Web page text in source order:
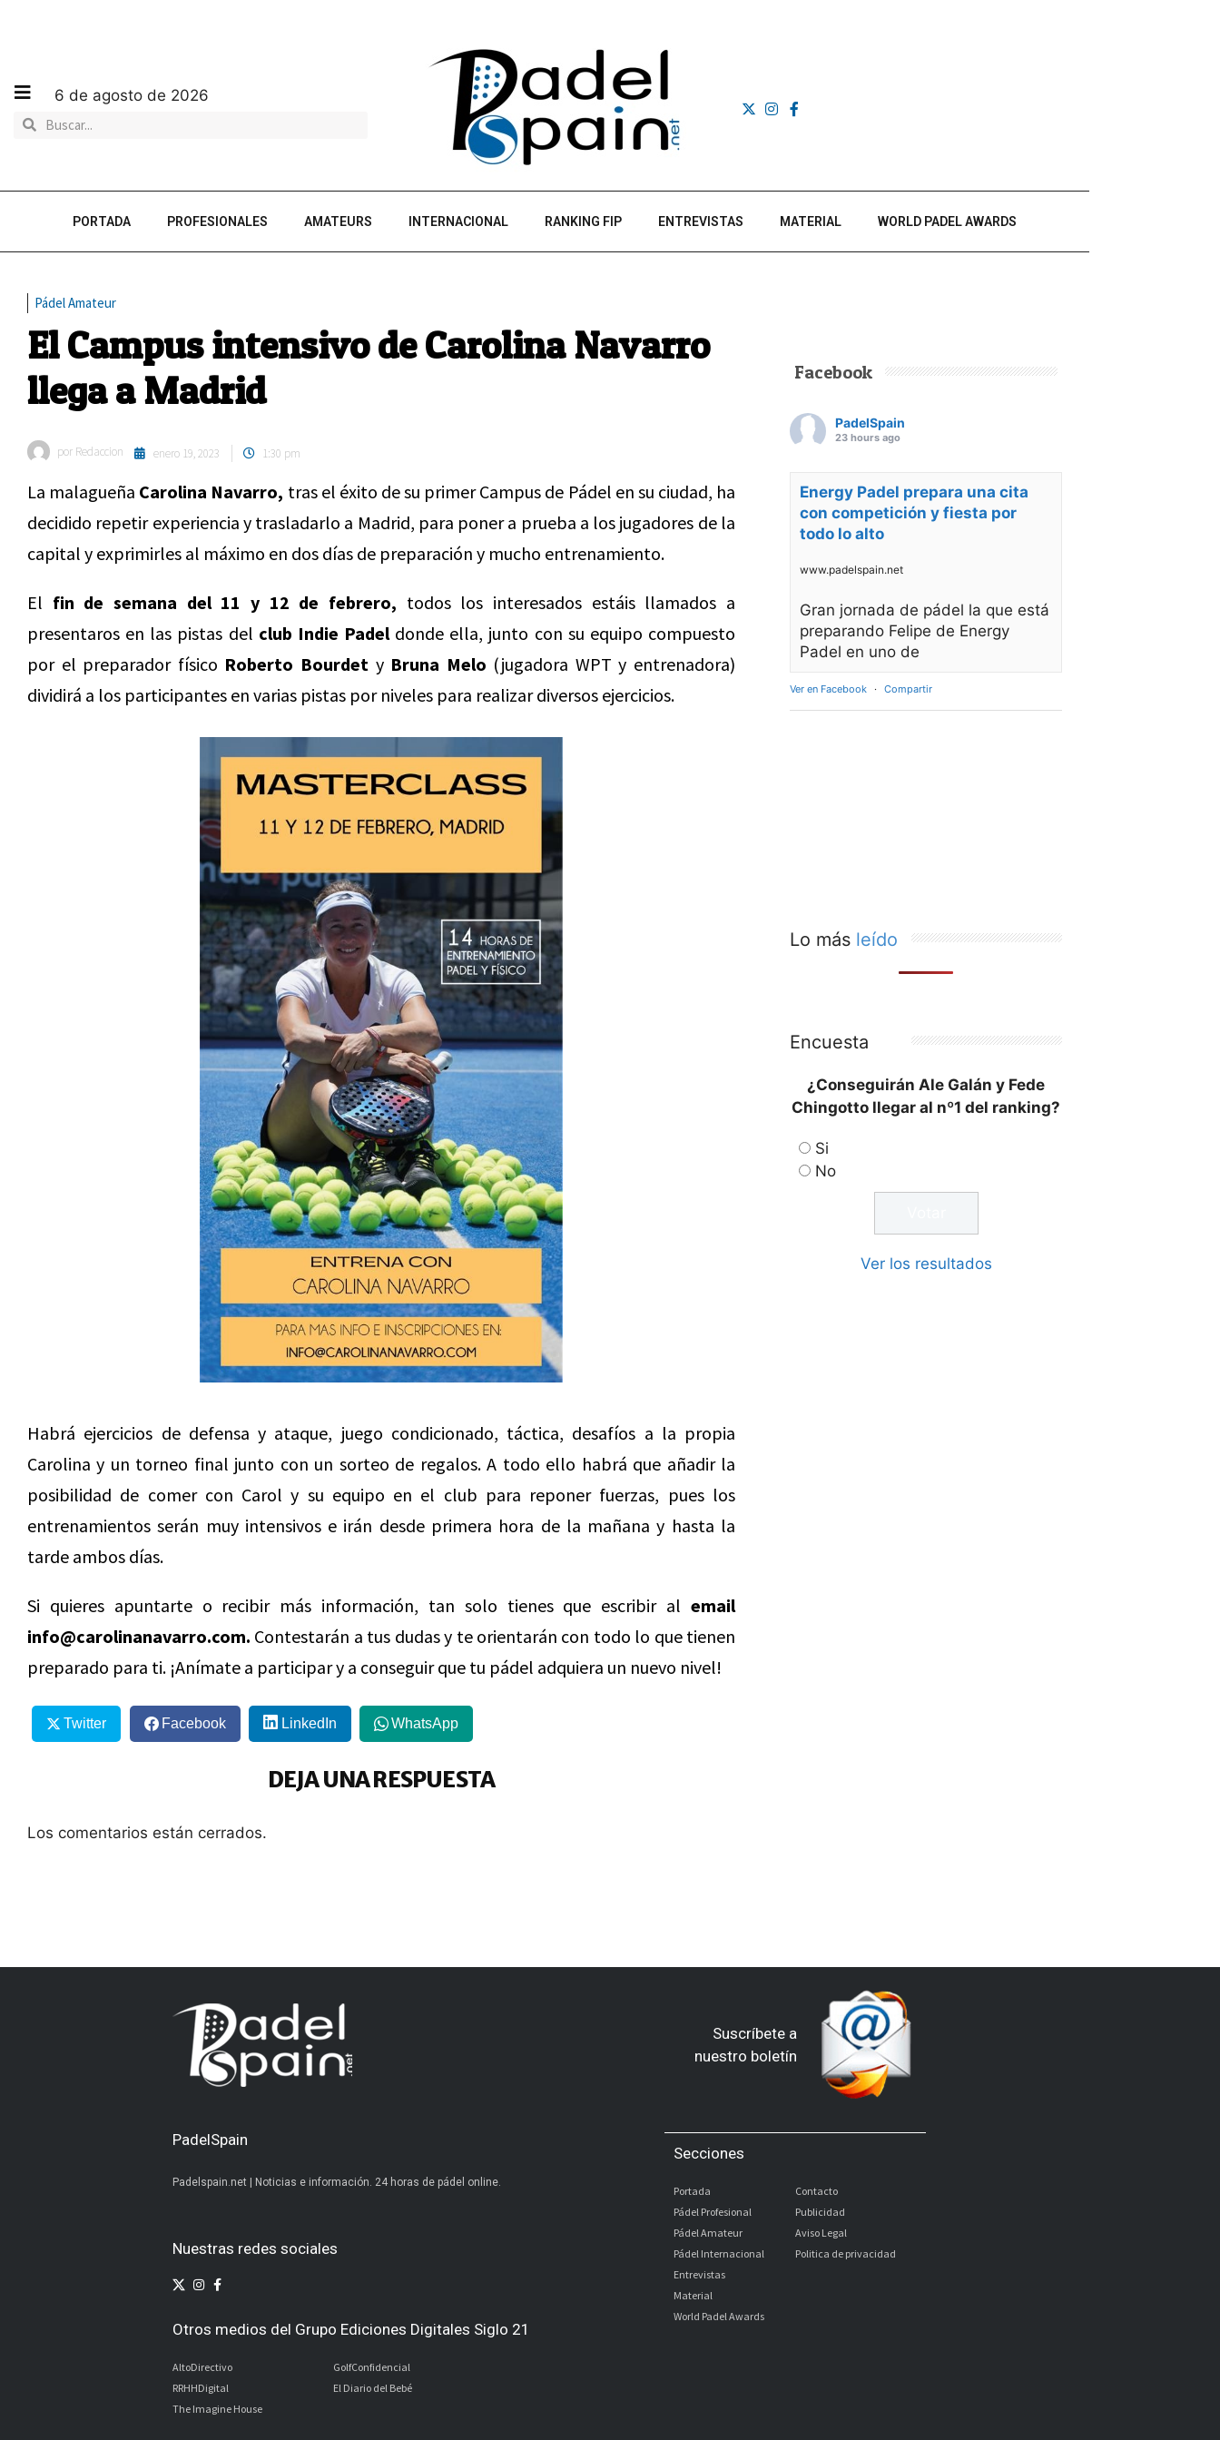
6 de agosto de 2026
PORTADA PROFESIONALES AMATEURS INTERNACIONAL RANKING FIP ENTREVISTAS MATERIAL WORLD PADEL AWARDS
Pádel Amateur
El Campus intensivo de Carolina Navarro
llega a Madrid
por Redaccion enero 19, 2023 1:30 pm
La malagueña Carolina Navarro, tras el éxito de su primer Campus de Pádel en su ciudad, ha
decidido repetir experiencia y trasladarlo a Madrid, para poner a prueba a los jugadores de la
capital y exprimirles al máximo en dos días de preparación y mucho entrenamiento.
El fin de semana del 11 y 12 de febrero, todos los interesados estáis llamados a
presentaros en las pistas del club Indie Padeldonde ella, junto con su equipo compuesto
por el preparador físico Roberto Bourdety Bruna Melo (jugadora WPT y entrenadora)
dividirá a los participantes en varias pistas por niveles para realizar diversos ejercicios.
Habrá ejercicios de defensa y ataque, juego condicionado, táctica, desafíos a la propia
Carolina y un torneo final junto con un sorteo de regalos. A todo ello habrá que añadir la
posibilidad de comer con Carol y su equipo en el club para reponer fuerzas, pues los
entrenamientos serán muy intensivos e irán desde primera hora de la mañana y hasta la
tarde ambos días.
Si quieres apuntarte o recibir más información, tan solo tienes que escribir al email
info@carolinanavarro.com. Contestarán a tus dudas y te orientarán con todo lo que tienen
preparado para ti. ¡Anímate a participar y a conseguir que tu pádel adquiera un nuevo nivel!
Twitter Facebook LinkedIn WhatsApp
DEJA UNA RESPUESTA
Los comentarios están cerrados.
Facebook
PadelSpain
23 hours ago
Energy Padel prepara una cita
con competición y fiesta por
todo lo alto
www.padelspain.net
Gran jornada de pádel la que está
preparando Felipe de Energy
Padel en uno de
Ver en Facebook · Compartir
Lo más leído
Encuesta
¿Conseguirán Ale Galán y Fede
Chingotto llegar al nº1 del ranking?
Si
No
Ver los resultados
Suscríbete a
nuestro boletín
PadelSpain
Padelspain.net | Noticias e información. 24 horas de pádel online.
Nuestras redes sociales
Otros medios del Grupo Ediciones Digitales Siglo 21
AltoDirectivo
RRHHDigital
The Imagine House
GolfConfidencial
El Diario del Bebé
Secciones
Portada
Pádel Profesional
Pádel Amateur
Pádel Internacional
Entrevistas
Material
World Padel Awards
Contacto
Publicidad
Aviso Legal
Politica de privacidad